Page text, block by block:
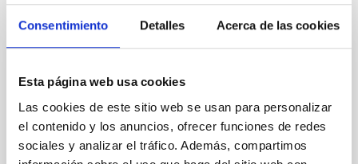
Consentimiento Detalles Acerca de las cookies
Esta página web usa cookies
Las cookies de este sitio web se usan para personalizar
el contenido y los anuncios, ofrecer funciones de redes
sociales y analizar el tráfico. Además, compartimos
It may interest you
Mecánica- GTCAO.PS-2026-057
Se convoca proceso selectivo para formalizar un